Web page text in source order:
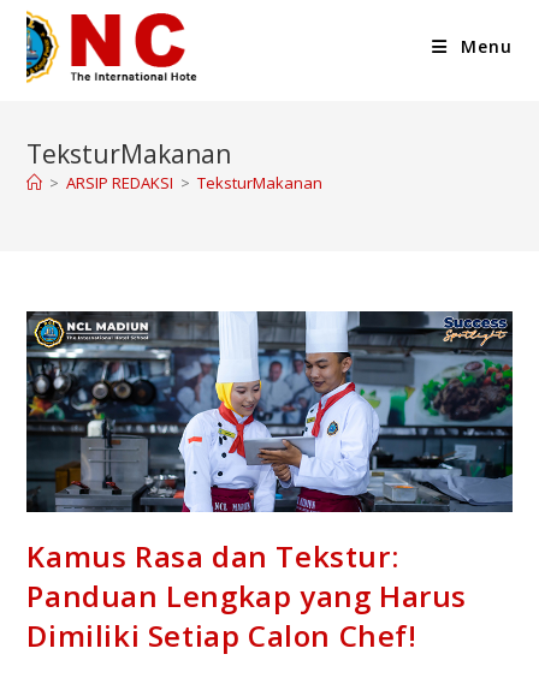
Menu
TeksturMakanan
> ARSIP REDAKSI > TeksturMakanan
Kamus Rasa dan Tekstur:
Panduan Lengkap yang Harus
Dimiliki Setiap Calon Chef!